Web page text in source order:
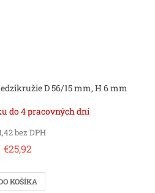
D 56/15 mm, H 6 mm
do 4 pracovných dní
bez DPH
€25,92
KOŠÍKA